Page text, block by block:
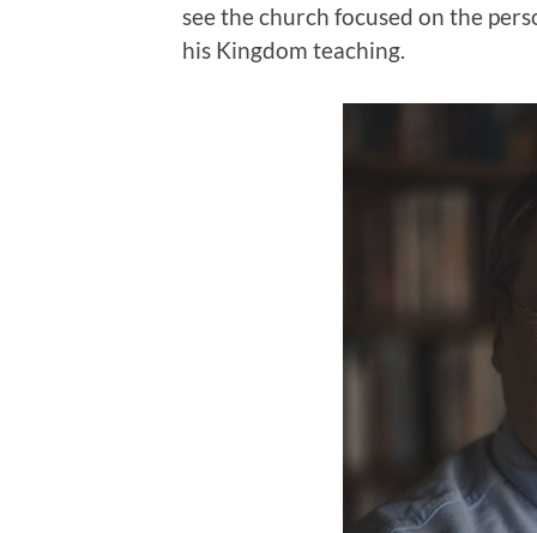
see the church focused on the
his Kingdom teaching.